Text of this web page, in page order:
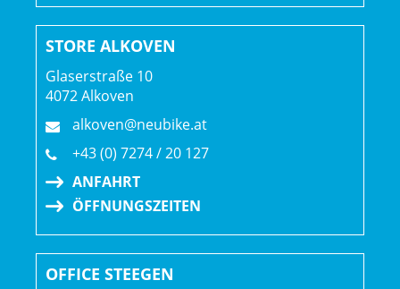
STORE ALKOVEN
Glaserstraße 10
4072 Alkoven
alkoven@neubike.at
+43 (0) 7274 / 20 127
ANFAHRT
ÖFFNUNGSZEITEN
OFFICE STEEGEN